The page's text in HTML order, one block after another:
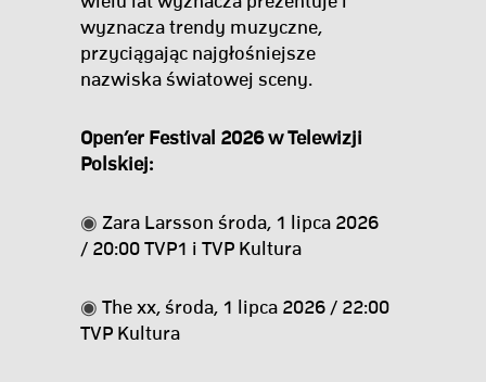
wyznacza trendy muzyczne,
przyciągając najgłośniejsze
nazwiska światowej sceny.
Open’er Festival 2026 w Telewizji
Polskiej:
◉ Zara Larsson środa, 1 lipca 2026
/ 20:00 TVP1 i TVP Kultura
◉ The xx, środa, 1 lipca 2026 / 22:00
TVP Kultura